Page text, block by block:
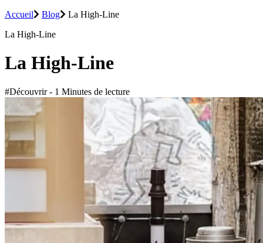
Accueil
Blog
La High-Line
La High-Line
La High-Line
#Découvrir - 1 Minutes de lecture